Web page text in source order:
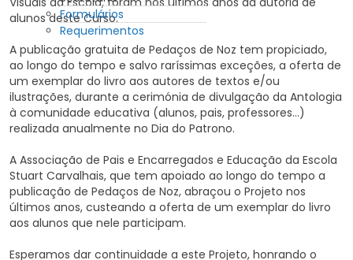
Formulários
Requerimentos
alunos deste Curso.
A publicação gratuita de Pedaços de Noz tem propiciado,
ao longo do tempo e salvo raríssimas exceções, a oferta de
um exemplar do livro aos autores de textos e/ou
ilustrações, durante a cerimónia de divulgação da Antologia
à comunidade educativa (alunos, pais, professores…)
realizada anualmente no Dia do Patrono.
A Associação de Pais e Encarregados e Educação da Escola
Stuart Carvalhais, que tem apoiado ao longo do tempo a
publicação de Pedaços de Noz, abraçou o Projeto nos
últimos anos, custeando a oferta de um exemplar do livro
aos alunos que nele participam.
Esperamos dar continuidade a este Projeto, honrando o